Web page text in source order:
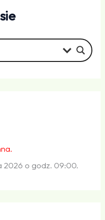
2026 o godz. 09:00.